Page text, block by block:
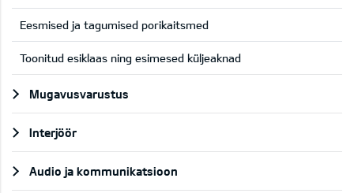
Eesmised ja tagumised porikaitsmed
Toonitud esiklaas ning esimesed küljeaknad
Mugavusvarustus
Interjöör
Audio ja kommunikatsioon